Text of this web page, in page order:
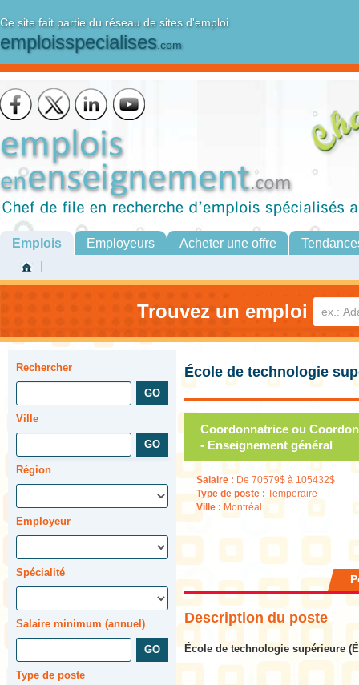
Ce site fait partie du réseau de sites d'emploi
emploisspecialises.com
Emplois Employeurs Acheter une offre
Trouvez un emploi
Rechercher
Ville
Région
Employeur
Spécialité
Salaire minimum (annuel)
Type de poste
École de technologie
Coordonnatrice ou
- Enseignement général
Salaire : De 70579$ à 105432$
Type de poste : Temporaire
Ville : Montréal
Description du poste
École de technologie supérieure